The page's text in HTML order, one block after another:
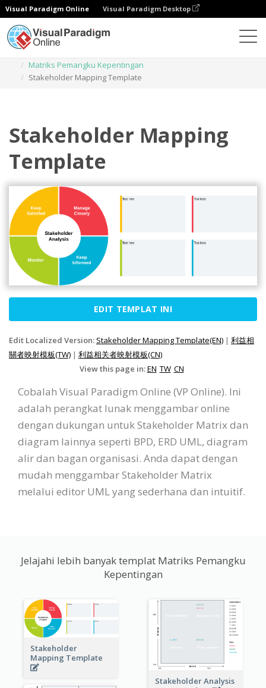
Visual Paradigm Online Visual Paradigm Desktop
Matriks Pemangku Kepentingan
Stakeholder Mapping Template
Stakeholder Mapping
Template
EDIT TEMPLAT INI
Edit Localized Version: Stakeholder Mapping Template(EN) | 利益相
關者映射模板(TW) | 利益相关者映射模板(CN)
View this page in:EN TW CN
Cobalah Visual Paradigm Online (VP Online). Ini
adalah perangkat lunak menggambar online
dengan dukungan untuk Stakeholder Matrix dan
diagram lainnya seperti BPD, ERD UML, diagram
alir dan bagan organisasi. Anda dapat dengan
mudah menggambar Stakeholder Matrix
melalui editor UML yang sederhana dan intuitif.
Jelajahi lebih banyak templat Matriks Pemangku
Kepentingan
Stakeholder
Mapping Template
Stakeholder Analysis